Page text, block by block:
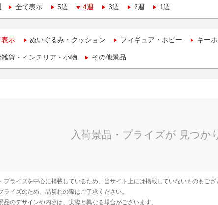
全て表示 5週 4週 3週 2週 1週
表示 ぬいぐるみ・クッション フィギュア・ホビー キー
貨・インテリア・小物 その他景品